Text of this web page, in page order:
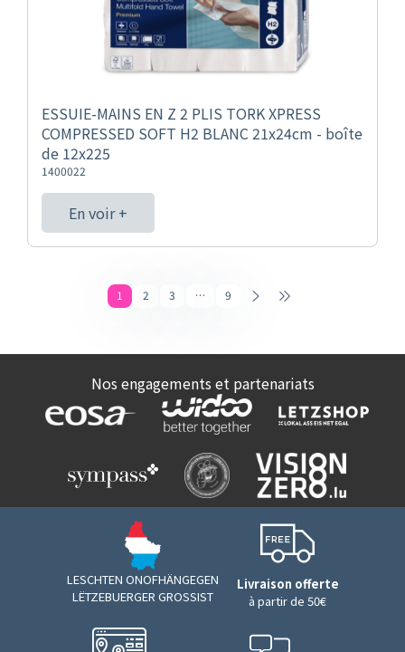
ESSUIE-MAINS EN Z 2 PLIS TORK XPRESS
COMPRESSED SOFT H2 BLANC 21x24cm - boîte
de 12x225
1400022
En voir +
1 2 3 … 9
Nos engagements et partenariats
LESCHTEN ONOFHÄNGEGEN
LËTZEBUERGER GROSSIST
Livraison offerte
à partir de 50€